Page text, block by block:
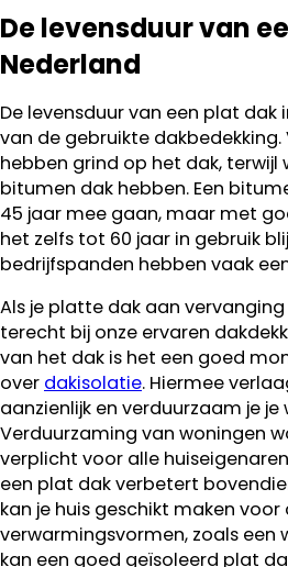
De levensduur van
Nederland
De levensduur van een plat dak
van de gebruikte
hebben grind op het dak, terwijl
bitumen dak hebben. Een
45 jaar mee gaan, maar met
het zelfs tot 60 jaar in gebruik
bedrijfspanden hebben vaak
Als je platte dak aan
terecht bij onze ervaren
van het dak is het een goed
over dakisolatie. Hiermee
aanzienlijk en verduurzaam je je
Verduurzaming van woningen
verplicht voor alle
een plat dak verbetert
kan je huis geschikt maken
verwarmingsvormen, zoals een
kan een goed geïsoleerd plat